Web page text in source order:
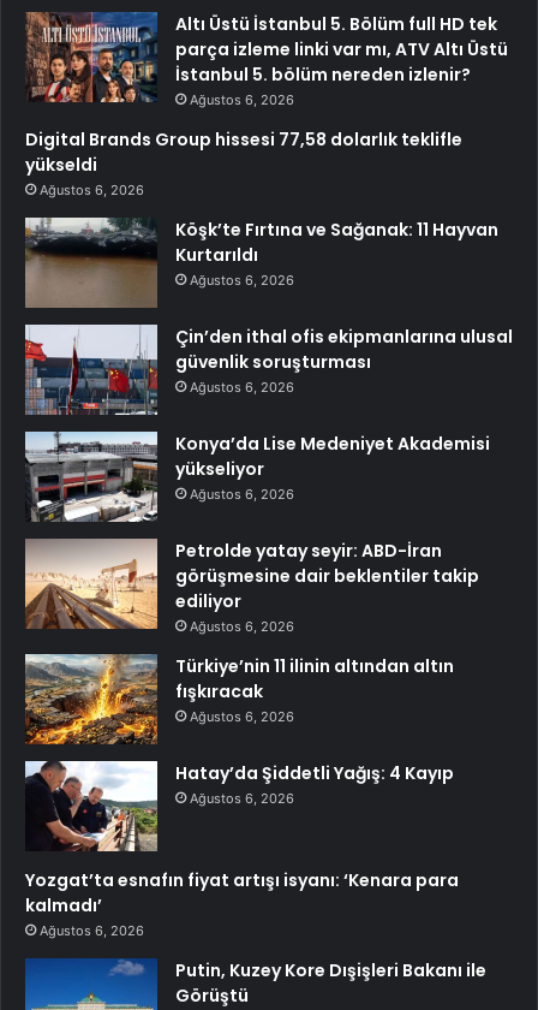
Altı Üstü İstanbul 5. Bölüm full HD tek
parça izleme linki var mı, ATV Altı Üstü
İstanbul 5. bölüm nereden izlenir?
Ağustos 6, 2026
Digital Brands Group hissesi 77,58 dolarlık teklifle
yükseldi
Ağustos 6, 2026
Köşk’te Fırtına ve Sağanak: 11 Hayvan
Kurtarıldı
Ağustos 6, 2026
Çin’den ithal ofis ekipmanlarına ulusal
güvenlik soruşturması
Ağustos 6, 2026
Konya’da Lise Medeniyet Akademisi
yükseliyor
Ağustos 6, 2026
Petrolde yatay seyir: ABD-İran
görüşmesine dair beklentiler takip
ediliyor
Ağustos 6, 2026
Türkiye’nin 11 ilinin altından altın
fışkıracak
Ağustos 6, 2026
Hatay’da Şiddetli Yağış: 4 Kayıp
Ağustos 6, 2026
Yozgat’ta esnafın fiyat artışı isyanı: ‘Kenara para
kalmadı’
Ağustos 6, 2026
Putin, Kuzey Kore Dışişleri Bakanı ile
Görüştü